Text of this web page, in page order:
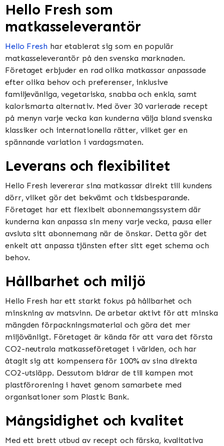
Hello Fresh som
matkasseleverantör
Hello Fresh har etablerat sig som en populär
matkasseleverantör på den svenska marknaden.
Företaget erbjuder en rad olika matkassar anpassade
efter olika behov och preferenser, inklusive
familjevänliga, vegetariska, snabba och enkla, samt
kalorismarta alternativ. Med över 30 varierade recept
på menyn varje vecka kan kunderna välja bland svenska
klassiker och internationella rätter, vilket ger en
spännande variation i vardagsmaten.
Leverans och flexibilitet
Hello Fresh levererar sina matkassar direkt till kundens
dörr, vilket gör det bekvämt och tidsbesparande.
Företaget har ett flexibelt abonnemangssystem där
kunderna kan anpassa sin meny varje vecka, pausa eller
avsluta sitt abonnemang när de önskar. Detta gör det
enkelt att anpassa tjänsten efter sitt eget schema och
behov.
Hållbarhet och miljö
Hello Fresh har ett starkt fokus på hållbarhet och
minskning av matsvinn. De arbetar aktivt för att minska
mängden förpackningsmaterial och göra det mer
miljövänligt. Företaget är kända för att vara det första
CO2-neutrala matkasseföretaget i världen, och har
åtagit sig att kompensera för 100% av sina direkta
CO2-utsläpp. Dessutom bidrar de till kampen mot
plastförorening i havet genom samarbete med
organisationer som Plastic Bank.
Mångsidighet och kvalitet
Med ett brett utbud av recept och färska, kvalitativa